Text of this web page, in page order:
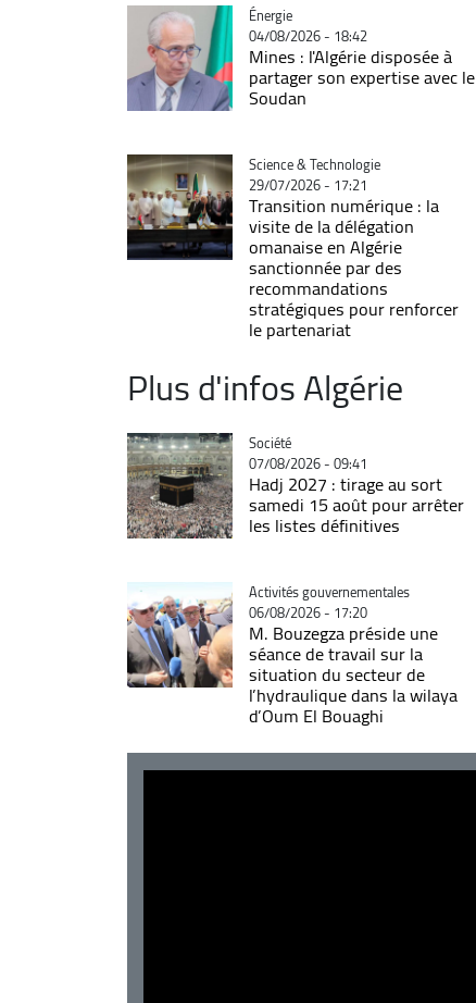
Catégorie
Énergie
04/08/2026 - 18:42
Mines : l'Algérie disposée à
partager son expertise avec le
Soudan
Catégorie
Science & Technologie
29/07/2026 - 17:21
Transition numérique : la
visite de la délégation
omanaise en Algérie
sanctionnée par des
recommandations
stratégiques pour renforcer
le partenariat
Plus d'infos Algérie
Catégorie
Société
07/08/2026 - 09:41
Hadj 2027 : tirage au sort
samedi 15 août pour arrêter
les listes définitives
Catégorie
Activités gouvernementales
06/08/2026 - 17:20
M. Bouzegza préside une
séance de travail sur la
situation du secteur de
l’hydraulique dans la wilaya
d’Oum El Bouaghi